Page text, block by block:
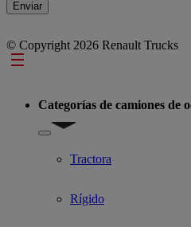
© Copyright 2026 Renault Trucks
Footer
Categorías de camiones de
Show submenu for Categorías
Tractora
Rígido